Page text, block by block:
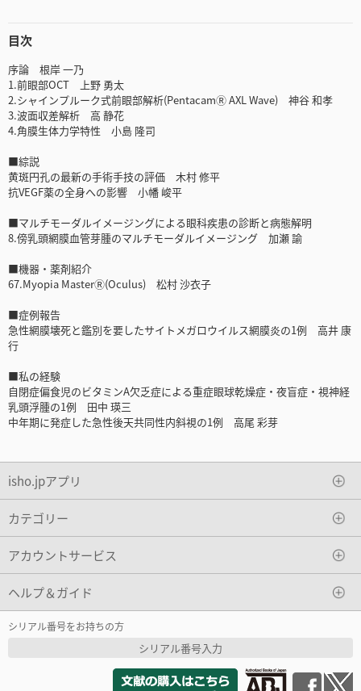
目次
序論 根岸 一乃
1.前眼部OCT 上野 勇太
2.シャインプルーク式前眼部解析(PentacamⓇ AXL Wave) 神谷 和孝
3.波面収差解析 高 静花
4.角膜生体力学特性 小島 隆司
■綜説
黄斑円孔の最新の手術手技の評価 木村 修平
抗VEGF薬の全身への影響 小幡 峻平
■マルチモーダルイメージングによる眼科疾患の診断と病態解明
8.傍乳頭網膜血管芽腫のマルチモーダルイメージング 加瀬 諭
■機器・薬剤紹介
67.Myopia MasterⓇ(Oculus) 松村 沙衣子
■症例報告
急性網膜壊死と鑑別を要したサイトメガロウイルス網膜炎の1例 高井 康
行
■私の経験
自閉症偏食児のビタミンA欠乏症による重症眼球乾燥症・夜盲症・視神経
乳頭浮腫の1例 田中 瑛三
中年期に発症した急性後天共同性内斜視の1例 高尾 彩芽
isho.jpアプリ
カテゴリー
アカウントサービス
ヘルプ＆ガイド
シリアル番号をお持ちの方
シリアル番号入力